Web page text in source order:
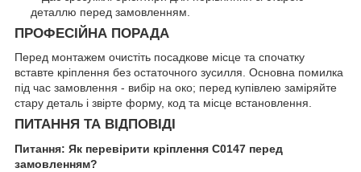
деталлю перед замовленням.
ПРОФЕСІЙНА ПОРАДА
Перед монтажем очистіть посадкове місце та спочатку
вставте кріплення без остаточного зусилля. Основна помилка
під час замовлення - вибір на око; перед купівлею заміряйте
стару деталь і звірте форму, код та місце встановлення.
ПИТАННЯ ТА ВІДПОВІДІ
Питання: Як перевірити кріплення C0147 перед
замовленням?